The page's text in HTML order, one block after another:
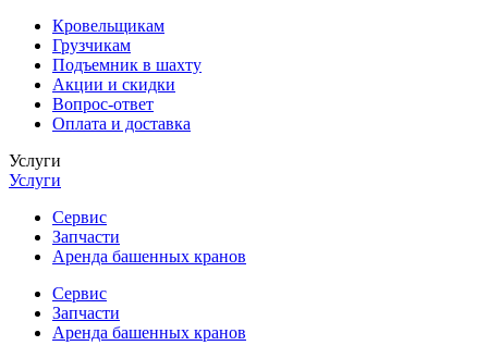
Кровельщикам
Грузчикам
Подъемник в шахту
Акции и скидки
Вопрос-ответ
Оплата и доставка
Услуги
Услуги
Сервис
Запчасти
Аренда башенных кранов
Сервис
Запчасти
Аренда башенных кранов